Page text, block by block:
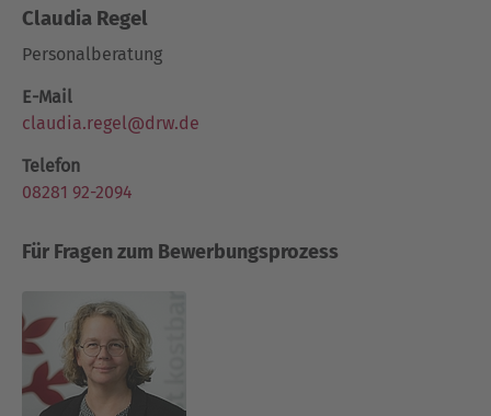
Claudia Regel
Personalberatung
E-Mail
claudia.regel@drw.de
Telefon
08281 92-2094
Für Fragen zum Bewerbungsprozess